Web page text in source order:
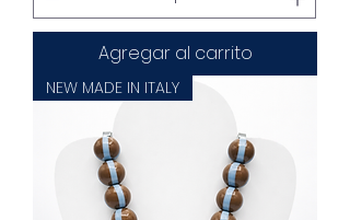
Agregar al carrito
NEW MADE IN ITALY